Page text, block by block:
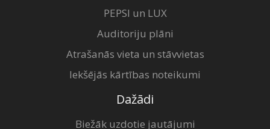
PEPSI un LUX
Auditoriju plāni
Atrašanās vieta un stāvvietas
Iekšējās kārtības noteikumi
Dažādi
Biežāk uzdotie jautājumi